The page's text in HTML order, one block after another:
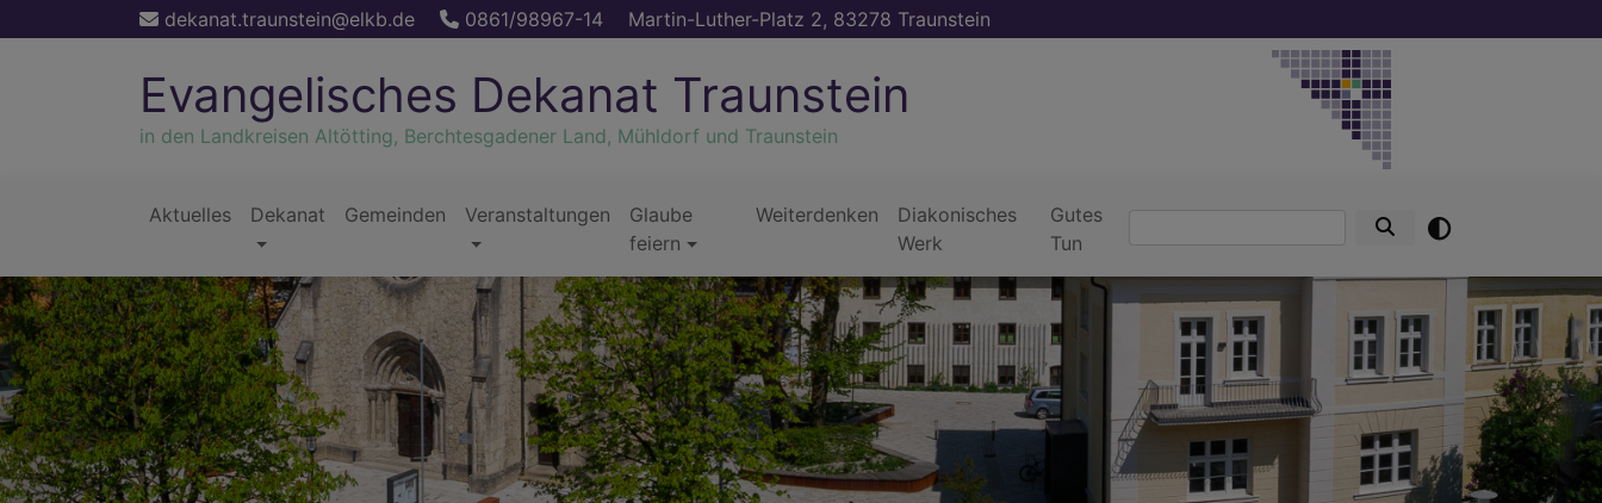
zum
dekanat.traunstein@elkb.de 0861/98967-14 Martin-Luther-Platz 2, 83278 Traunstein
Evangelisches Dekanat Traunstein
in den Landkreisen Altötting, Berchtesgadener Land, Mühldorf und Traunstein
Hauptnavigation
Aktuelles Dekanat Gemeinden Veranstaltungen
Glaube
feiern
Weiterdenken
Diakonisches
Werk
Gutes
Tun
Suche